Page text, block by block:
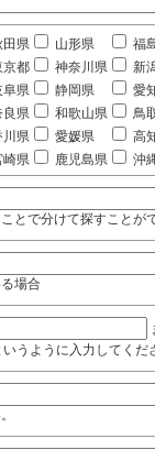
田県 山形県 福
京都 神奈川県 新
阜県 静岡県 愛
良県 和歌山県 鳥
川県 愛媛県 高
崎県 鹿児島県 沖
とで分けて探すことが
場合
ように入力してくだ